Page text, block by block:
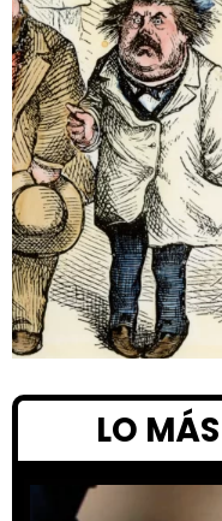
LO